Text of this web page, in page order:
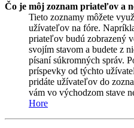
Čo je môj zoznam priateľov a
Tieto zoznamy môžete
užívateľov na fóre.
priateľov budú zobrazený
svojím stavom a budete z
písaní súkromných správ.
príspevky od týchto
pridáte užívateľov do
vám vo východzom stave
Hore